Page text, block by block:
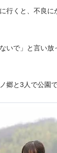
行くと、不良に
いで」と言い放
郷と3人で公園